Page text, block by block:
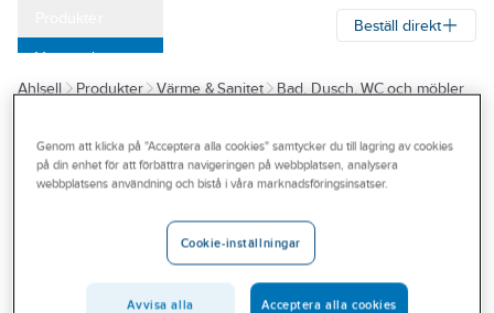
Varumärken
Kampanjer
Branscher
Beställ direkt
Ahlsell Produkter Värme & Sanitet
Bad, Dusch, WC och möbler
Tillbehör köksblandare 1-grepp
till Coloric,
Gustavsberg
GBG COLORIC
Genom att klicka på "Acceptera alla cookies" samtycker du till lagring av cookies
på din enhet för att förbättra navigeringen på webbplatsen, analysera
webbplatsens användning och bistå i våra marknadsföringsinsatser.
Cookie-inställningar
Avvisa alla Acceptera alla cookies